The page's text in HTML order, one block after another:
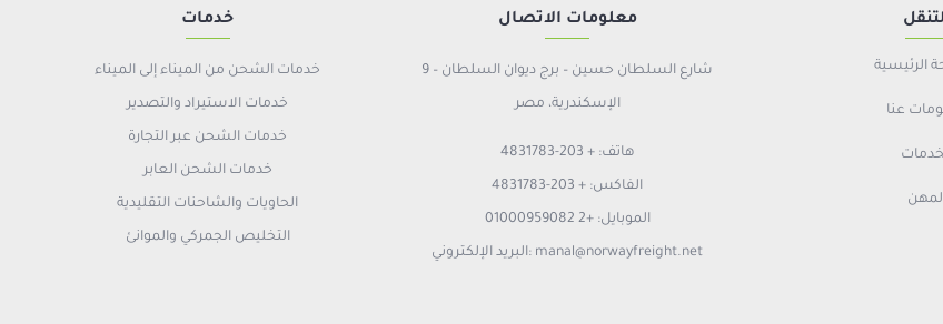
خدمات
خدمات الشحن من الميناء إلى الميناء
خدمات الاستيراد والتصدير
خدمات الشحن عبر التجارة
خدمات الشحن العابر
الحاويات والشاحنات التقليدية
التخليص الجمركي والموانئ
معلومات الاتصال
9 شارع السلطان حسين – برج ديوان السلطان –
الإسكندرية، مصر
هاتف: + 203-4831783
الفاكس: + 203-4831783
الموبايل: +2 01000959082
البريد الإلكتروني: manal@norwayfreight.net
الرئيسية
عنا